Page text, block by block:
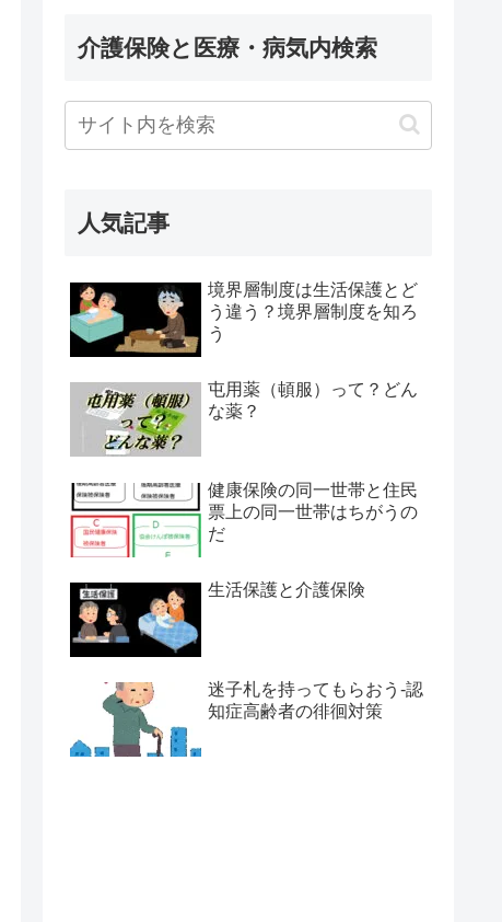
介護保険と医療・病気内検索
人気記事
境界層制度は生活保護とど
う違う？境界層制度を知ろ
う
屯用薬（頓服）って？どん
な薬？
健康保険の同一世帯と住民
票上の同一世帯はちがうの
だ
生活保護と介護保険
迷子札を持ってもらおう-認
知症高齢者の徘徊対策